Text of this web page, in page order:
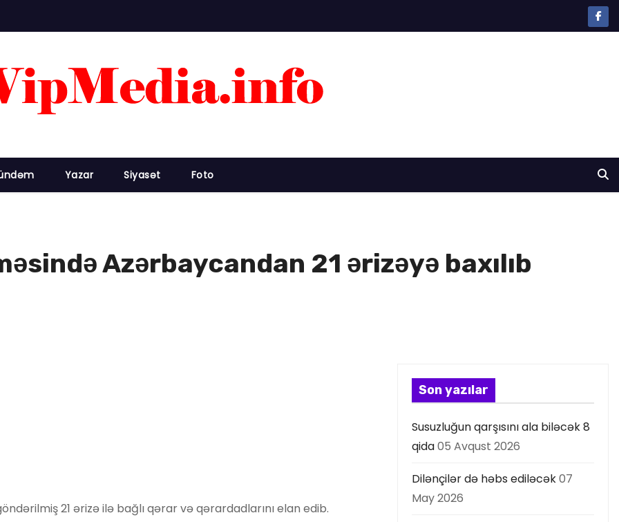
Yazar Siyasət Foto
Azərbaycandan 21 ərizəyə baxılıb
21 ərizə ilə bağlı qərar və qərardadlarını elan edib.
Son yazılar
Susuzluğun qarşısını ala biləcək 8
qida05 Avqust 2026
Dilənçilər də həbs ediləcək07
May 2026